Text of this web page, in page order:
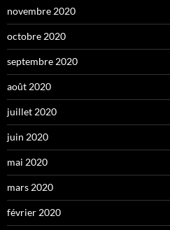
novembre 2020
octobre 2020
septembre 2020
août 2020
juillet 2020
juin 2020
mai 2020
mars 2020
février 2020